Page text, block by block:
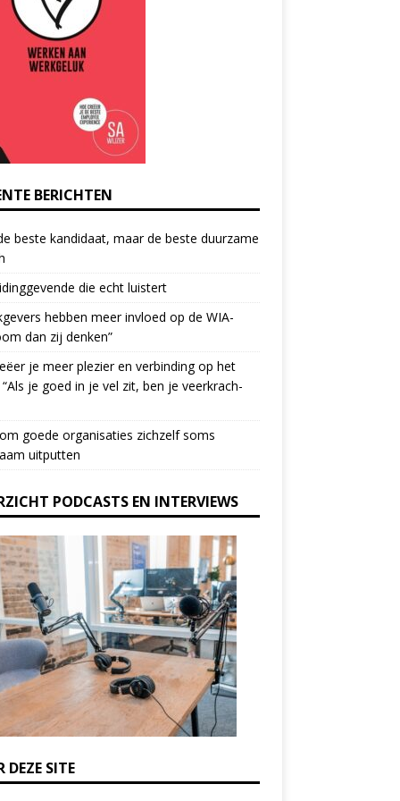
BERICHTEN
beste kandidaat, maar de beste duurzame
die echt luistert
hebben meer invloed op de WIA-
dan zij denken”
je meer plezier en verbinding op het
je goed in je vel zit, ben je veerkrach­
goede organisaties zichzelf soms
uitputten
PODCASTS EN INTERVIEWS
DEZE SITE